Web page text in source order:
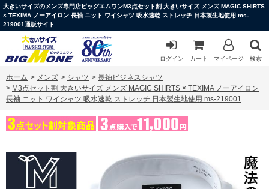
大きいサイズのメンズ専門店ビッグエムワンM3点セット割 大きいサイズ メンズ MAGIC SHIRTS
× TEXIMA ノーアイロン 長袖 ニット ワイシャツ 吸水速乾 ストレッチ 日本製生地使用 ms-
219001通販サイト
ログイン カート マイページ 検索
ホーム > メンズ > シャツ > 長袖ビジネスシャツ
> M3点セット割 大きいサイズ メンズ MAGIC SHIRTS × TEXIMA ノーアイロン
長袖 ニット ワイシャツ 吸水速乾 ストレッチ 日本製生地使用 ms-219001